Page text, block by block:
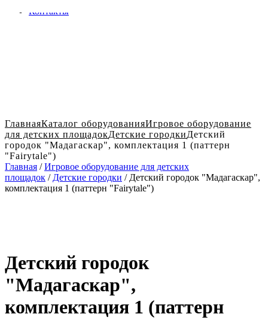
Контакты
ГлавнаяКаталог оборудованияИгровое оборудование
для детских площадокДетские городкиДетский
городок "Мадагаскар", комплектация 1 (паттерн
"Fairytale")
Главная /Игровое оборудование для детских
площадок / Детские городки / Детский городок "Мадагаскар",
комплектация 1 (паттерн "Fairytale")
Детский городок
"Мадагаскар",
комплектация 1 (паттерн